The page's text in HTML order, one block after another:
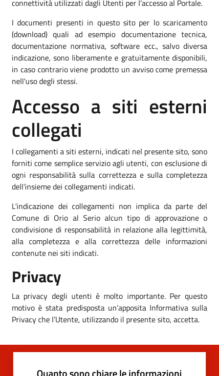
connettività utilizzati dagli Utenti per l’accesso al Portale.
I documenti presenti in questo sito per lo scaricamento
(download) quali ad esempio documentazione tecnica,
documentazione normativa, software ecc., salvo diversa
indicazione, sono liberamente e gratuitamente disponibili,
in caso contrario viene prodotto un avviso come premessa
nell'uso degli stessi.
Accesso a siti esterni
collegati
I collegamenti a siti esterni, indicati nel presente sito, sono
forniti come semplice servizio agli utenti, con esclusione di
ogni responsabilità sulla correttezza e sulla completezza
dell’insieme dei collegamenti indicati.
L’indicazione dei collegamenti non implica da parte del
Comune di Orio al Serio alcun tipo di approvazione o
condivisione di responsabilità in relazione alla legittimità,
alla completezza e alla correttezza delle informazioni
contenute nei siti indicati.
Privacy
La privacy degli utenti è molto importante. Per questo
motivo è stata predisposta un’apposita Informativa sulla
Privacy che l’Utente, utilizzando il presente sito, accetta.